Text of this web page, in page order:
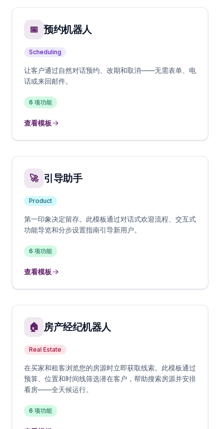
📅 预约机器人
Scheduling
让客户通过自然对话预约、改期和取消——无需表单、电
话或来回邮件。
6 项功能
查看模板
🚀 引导助手
Product
第一印象决定留存。此模板通过对话式欢迎流程、交互式
功能导览和分步设置指南引导新用户。
6 项功能
查看模板
🏠 房产经纪机器人
Real Estate
在买家和租客浏览您的房源时立即获取线索。此模板通过
预算、位置和时间线筛选潜在客户，帮助搜索房源并安排
看房——全天候运行。
6 项功能